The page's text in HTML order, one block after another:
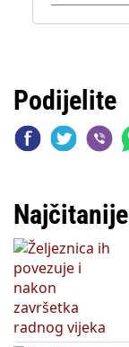
Podijelite
Najčitanije